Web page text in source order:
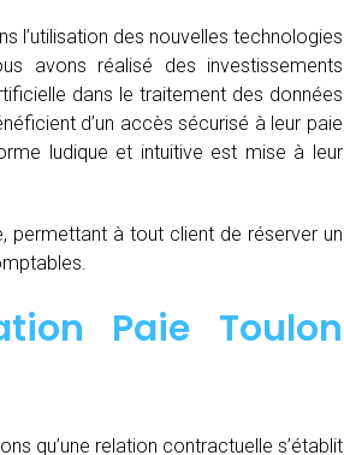
l’utilisation des nouvelles technologies
avons réalisé des investissements
dans le traitement des données
d’un accès sécurisé à leur paie
ludique et intuitive est mise à leur
permettant à tout client de réserver un
Paie Toulon
qu’une relation contractuelle s’établit